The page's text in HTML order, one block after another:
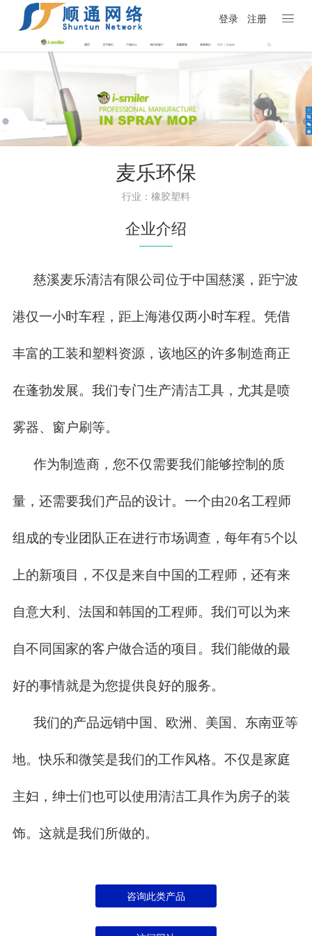
登录 注册
麦乐环保
行业：橡胶塑料
企业介绍
慈溪麦乐清洁有限公司位于中国慈溪，距宁波
港仅一小时车程，距上海港仅两小时车程。凭借
丰富的工装和塑料资源，该地区的许多制造商正
在蓬勃发展。我们专门生产清洁工具，尤其是喷
雾器、窗户刷等。
作为制造商，您不仅需要我们能够控制的质
量，还需要我们产品的设计。一个由20名工程师
组成的专业团队正在进行市场调查，每年有5个以
上的新项目，不仅是来自中国的工程师，还有来
自意大利、法国和韩国的工程师。我们可以为来
自不同国家的客户做合适的项目。我们能做的最
好的事情就是为您提供良好的服务。
我们的产品远销中国、欧洲、美国、东南亚等
地。快乐和微笑是我们的工作风格。不仅是家庭
主妇，绅士们也可以使用清洁工具作为房子的装
饰。这就是我们所做的。
咨询此类产品